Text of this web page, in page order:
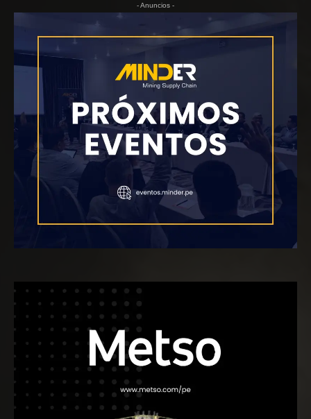
- Anuncios -